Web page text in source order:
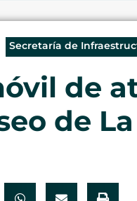
Secretaría de
de
de